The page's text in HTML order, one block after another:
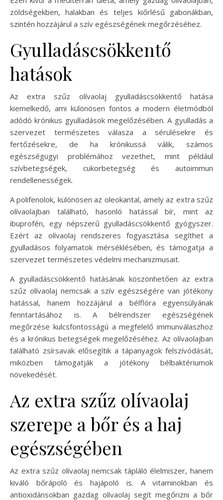
zöldségekben, halakban és teljes kiőrlésű gabonákban,
szintén hozzájárul a szív egészségének megőrzéséhez.
Gyulladáscsökkentő
hatások
Az extra szűz olívaolaj gyulladáscsökkentő hatása
kiemelkedő, ami különösen fontos a modern életmódból
adódó krónikus gyulladások megelőzésében. A gyulladás a
szervezet természetes válasza a sérülésekre és
fertőzésekre, de ha krónikussá válik, számos
egészségügyi problémához vezethet, mint például
szívbetegségek, cukorbetegség és autoimmun
rendellenességek.
A polifenolok, különösen az oleokantal, amely az extra szűz
olívaolajban található, hasonló hatással bír, mint az
ibuprofén, egy népszerű gyulladáscsökkentő gyógyszer.
Ezért az olívaolaj rendszeres fogyasztása segíthet a
gyulladásos folyamatok mérséklésében, és támogatja a
szervezet természetes védelmi mechanizmusait.
A gyulladáscsökkentő hatásának köszönhetően az extra
szűz olívaolaj nemcsak a szív egészségére van jótékony
hatással, hanem hozzájárul a bélflóra egyensúlyának
fenntartásához is. A bélrendszer egészségének
megőrzése kulcsfontosságú a megfelelő immunválaszhoz
és a krónikus betegségek megelőzéséhez. Az olívaolajban
található zsírsavak elősegítik a tápanyagok felszívódását,
miközben támogatják a jótékony bélbaktériumok
növekedését.
Az extra szűz olívaolaj
szerepe a bőr és a haj
egészségében
Az extra szűz olívaolaj nemcsak tápláló élelmiszer, hanem
kiváló bőrápoló és hajápoló is. A vitaminokban és
antioxidánsokban gazdag olívaolaj segít megőrizni a bőr